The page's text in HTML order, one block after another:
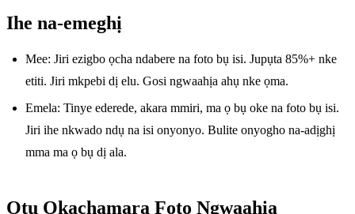
Ihe na-emeghị
Mee: Jiri ezigbo ọcha ndabere na foto bụ isi. Jupụta 85%+ nke
etiti. Jiri mkpebi dị elu. Gosi ngwaahịa ahụ nke ọma.
Emela: Tinye ederede, akara mmiri, ma ọ bụ oke na foto bụ isi.
Jiri ihe nkwado ndụ na isi onyonyo. Bulite onyogho na-adịghị
mma ma ọ bụ dị ala.
Otu Ọkachamara Foto Ngwaahịa